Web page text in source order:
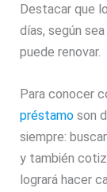
Destacar que
días, según
puede renovar.
Para conocer
préstamo son
siempre:
y también
logrará hacer